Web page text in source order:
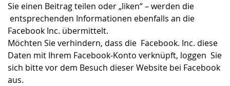
Sie einen Beitrag teilen oder „liken“ – werden die
entsprechenden Informationen ebenfalls an die
Facebook Inc. übermittelt.
Möchten Sie verhindern, dass die Facebook. Inc. diese
Daten mit Ihrem Facebook-Konto verknüpft, loggen Sie
sich bitte vor dem Besuch dieser Website bei Facebook
aus.